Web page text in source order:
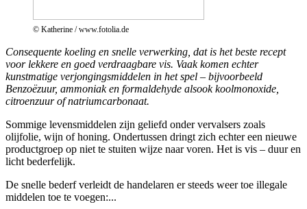
© Katherine / www.fotolia.de
Consequente koeling en snelle verwerking, dat is het beste recept
voor lekkere en goed verdraagbare vis. Vaak komen echter
kunstmatige verjongingsmiddelen in het spel – bijvoorbeeld
Benzoëzuur, ammoniak en formaldehyde alsook koolmonoxide,
citroenzuur of natriumcarbonaat.
Sommige levensmiddelen zijn geliefd onder vervalsers zoals
olijfolie, wijn of honing. Ondertussen dringt zich echter een nieuwe
productgroep op niet te stuiten wijze naar voren. Het is vis – duur en
licht bederfelijk.
De snelle bederf verleidt de handelaren er steeds weer toe illegale
middelen toe te voegen:...